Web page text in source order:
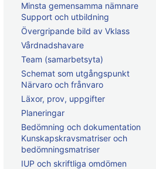
Minsta gemensamma nämnare
Support och utbildning
Övergripande bild av Vklass
Vårdnadshavare
Team (samarbetsyta)
Schemat som utgångspunkt
Närvaro och frånvaro
Läxor, prov, uppgifter
Planeringar
Bedömning och dokumentation
Kunskapskravsmatriser och
bedömningsmatriser
IUP och skriftliga omdömen